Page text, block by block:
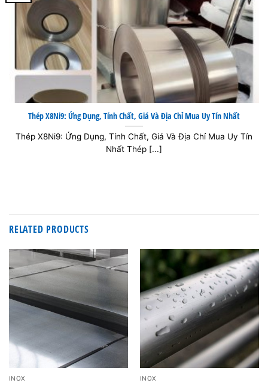
Thép X8Ni9: Ứng Dụng, Tính Chất, Giá Và Địa Chỉ Mua Uy Tín Nhất
Thép X8Ni9: Ứng Dụng, Tính Chất, Giá Và Địa Chỉ Mua Uy Tín
Nhất Thép [...]
RELATED PRODUCTS
INOX INOX